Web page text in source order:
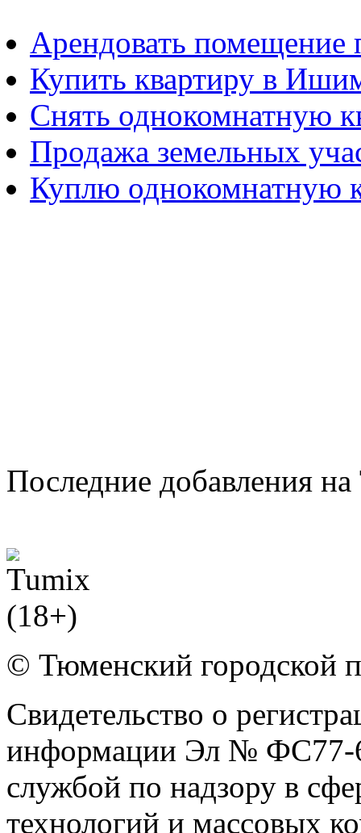
Арендовать помещение
Купить квартиру в
Снять однокомнатную
Продажа земельных
Куплю однокомнатную
Последние добавления
© Тюменский городской
Свидетельство о
информации Эл № ФС77-
службой по надзору в
технологий и массовых